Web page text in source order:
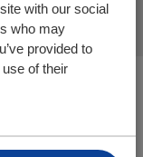
with our social
who may
provided to
of their